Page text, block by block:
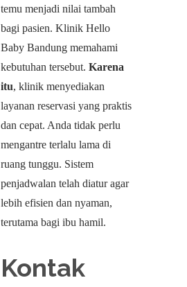
temu menjadi nilai tambah
bagi pasien. Klinik Hello
Baby Bandung memahami
kebutuhan tersebut. Karena
itu, klinik menyediakan
layanan reservasi yang praktis
dan cepat. Anda tidak perlu
mengantre terlalu lama di
ruang tunggu. Sistem
penjadwalan telah diatur agar
lebih efisien dan nyaman,
terutama bagi ibu hamil.
Kontak